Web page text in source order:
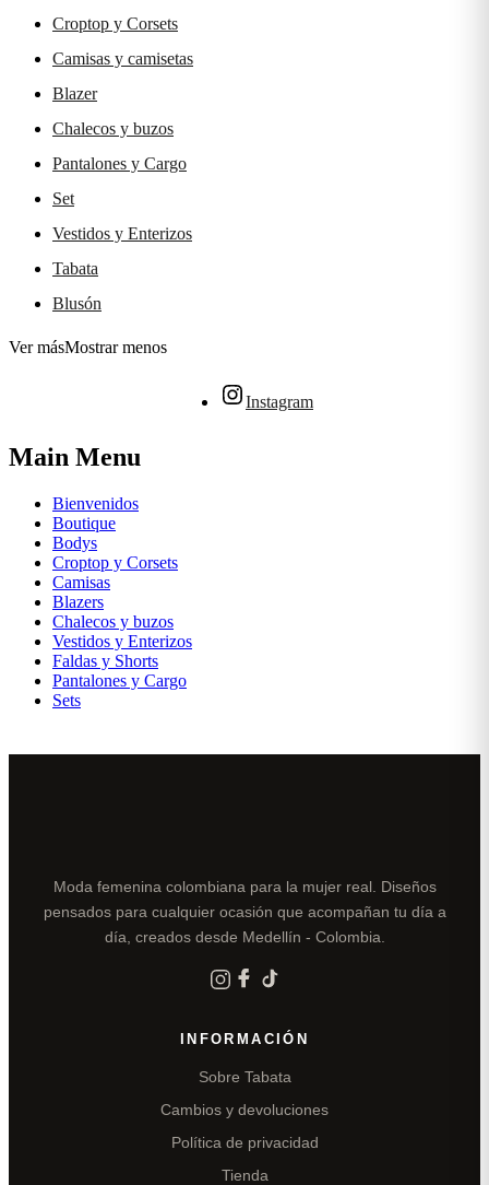
Croptop y Corsets
Camisas y camisetas
Blazer
Chalecos y buzos
Pantalones y Cargo
Set
Vestidos y Enterizos
Tabata
Blusón
Ver másMostrar menos
Instagram
Main Menu
Bienvenidos
Boutique
Bodys
Croptop y Corsets
Camisas
Blazers
Chalecos y buzos
Vestidos y Enterizos
Faldas y Shorts
Pantalones y Cargo
Sets
Moda femenina colombiana para la mujer real. Diseños
pensados para cualquier ocasión que acompañan tu día a
día, creados desde Medellín - Colombia.
INFORMACIÓN
Sobre Tabata
Cambios y devoluciones
Política de privacidad
Tienda